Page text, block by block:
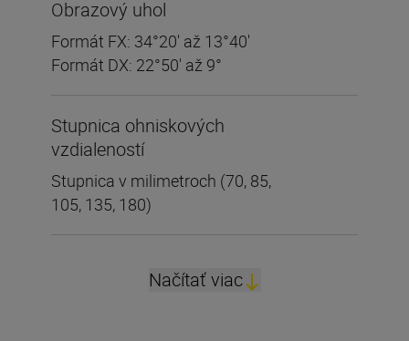
Obrazový uhol
Formát FX: 34°20′ až 13°40′
Formát DX: 22°50′ až 9°
Stupnica ohniskových
vzdialeností
Stupnica v milimetroch (70, 85,
105, 135, 180)
Načítať viac